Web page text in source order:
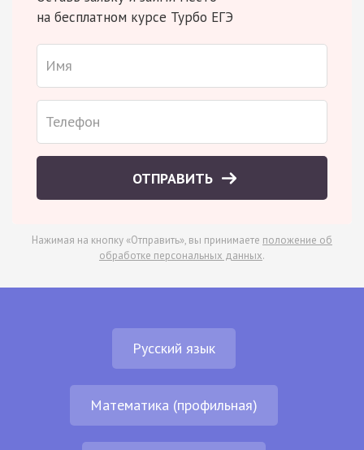
на бесплатном курсе Турбо ЕГЭ
ОТПРАВИТЬ
Нажимая на кнопку «Отправить», вы принимаете положение об
обработке персональных данных.
Русский язык
Математика (профильная)